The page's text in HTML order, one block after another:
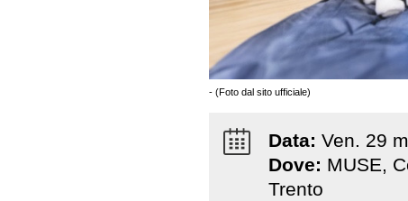
- (Foto dal sito ufficiale)
Data: Ven. 29
Dove: MUSE,
Trento